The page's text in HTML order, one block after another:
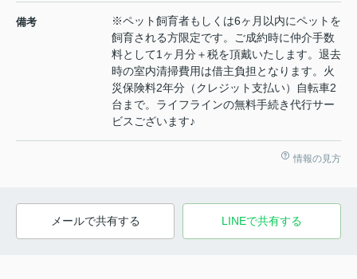
備考
※ペット飼育者もしくは6ヶ月以内にペットを
飼育される方限定です。ご成約時に仲介手数
料として1ヶ月分＋税を頂戴いたします。退去
時の室内清掃費用は借主負担となります。火
災保険料2年分（クレジット支払い）自転車2
台まで。ライフラインの無料手続き代行サー
ビスございます♪
情報の見方
メールで共有する LINEで共有する